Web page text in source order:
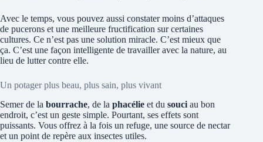
Avec le temps, vous pouvez aussi constater moins d’attaques
de pucerons et une meilleure fructification sur certaines
cultures. Ce n’est pas une solution miracle. C’est mieux que
ça. C’est une façon intelligente de travailler avec la nature, au
lieu de lutter contre elle.
Un potager plus beau, plus sain, plus vivant
Semer de la bourrache, de la phacélie et du souci au bon
endroit, c’est un geste simple. Pourtant, ses effets sont
puissants. Vous offrez à la fois un refuge, une source de nectar
et un point de repère aux insectes utiles.